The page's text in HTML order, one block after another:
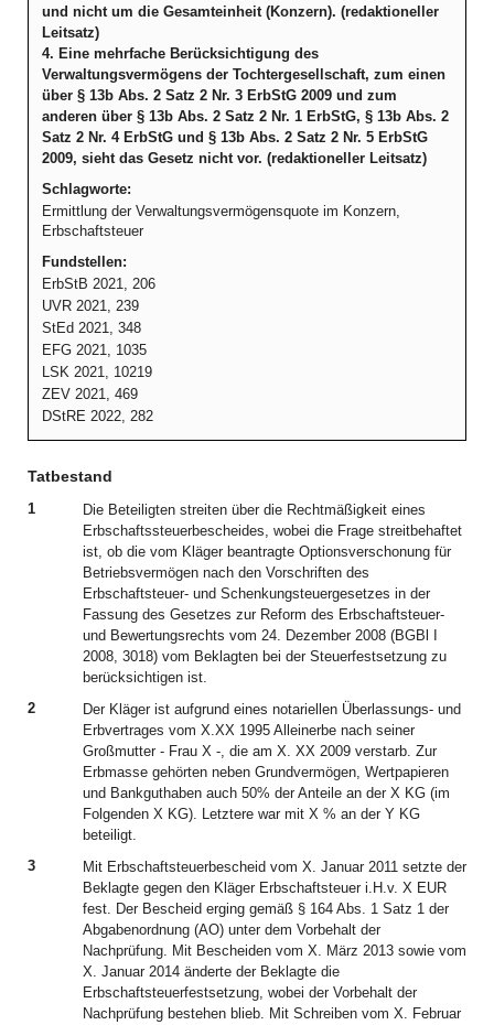
und nicht um die Gesamteinheit (Konzern). (redaktioneller
Leitsatz)
4. Eine mehrfache Berücksichtigung des
Verwaltungsvermögens der Tochtergesellschaft, zum einen
über § 13b Abs. 2 Satz 2 Nr. 3 ErbStG 2009 und zum
anderen über § 13b Abs. 2 Satz 2 Nr. 1 ErbStG, § 13b Abs. 2
Satz 2 Nr. 4 ErbStG und § 13b Abs. 2 Satz 2 Nr. 5 ErbStG
2009, sieht das Gesetz nicht vor. (redaktioneller Leitsatz)
Schlagworte:
Ermittlung der Verwaltungsvermögensquote im Konzern,
Erbschaftsteuer
Fundstellen:
ErbStB 2021, 206
UVR 2021, 239
StEd 2021, 348
EFG 2021, 1035
LSK 2021, 10219
ZEV 2021, 469
DStRE 2022, 282
Tatbestand
1
Die Beteiligten streiten über die Rechtmäßigkeit eines
Erbschaftssteuerbescheides, wobei die Frage streitbehaftet
ist, ob die vom Kläger beantragte Optionsverschonung für
Betriebsvermögen nach den Vorschriften des
Erbschaftsteuer- und Schenkungsteuergesetzes in der
Fassung des Gesetzes zur Reform des Erbschaftsteuer-
und Bewertungsrechts vom 24. Dezember 2008 (BGBl I
2008, 3018) vom Beklagten bei der Steuerfestsetzung zu
berücksichtigen ist.
2
Der Kläger ist aufgrund eines notariellen Überlassungs- und
Erbvertrages vom X.XX 1995 Alleinerbe nach seiner
Großmutter - Frau X -, die am X. XX 2009 verstarb. Zur
Erbmasse gehörten neben Grundvermögen, Wertpapieren
und Bankguthaben auch 50% der Anteile an der X KG (im
Folgenden X KG). Letztere war mit X % an der Y KG
beteiligt.
3
Mit Erbschaftsteuerbescheid vom X. Januar 2011 setzte der
Beklagte gegen den Kläger Erbschaftsteuer i.H.v. X EUR
fest. Der Bescheid erging gemäß § 164 Abs. 1 Satz 1 der
Abgabenordnung (AO) unter dem Vorbehalt der
Nachprüfung. Mit Bescheiden vom X. März 2013 sowie vom
X. Januar 2014 änderte der Beklagte die
Erbschaftsteuerfestsetzung, wobei der Vorbehalt der
Nachprüfung bestehen blieb. Mit Schreiben vom X. Februar